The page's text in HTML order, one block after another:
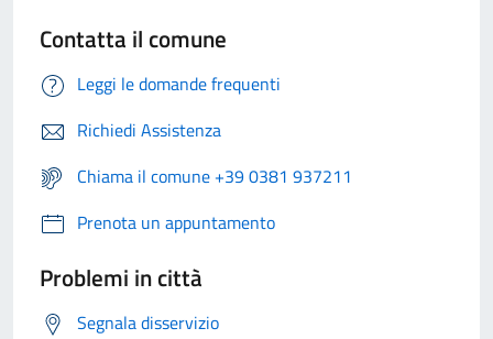
Contatta il comune
Leggi le domande frequenti
Richiedi Assistenza
Chiama il comune +39 0381 937211
Prenota un appuntamento
Problemi in città
Segnala disservizio